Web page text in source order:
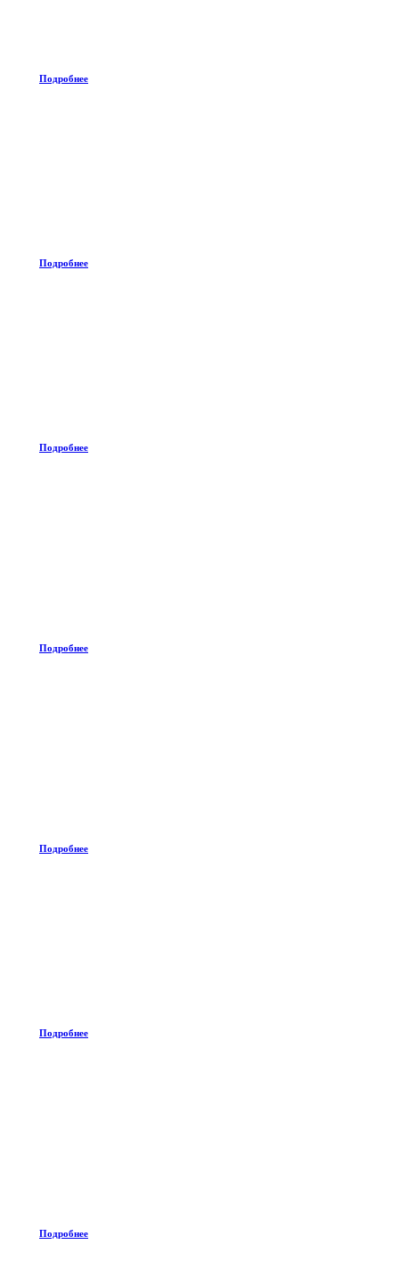
Подробнее
Подробнее
Подробнее
Подробнее
Подробнее
Подробнее
Подробнее